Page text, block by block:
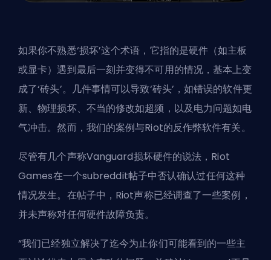
如果你不熟悉‘损坏’这个术语，它指的是硬件（如主板
或显卡）遇到最后一刻并变得不可用的情况，基本上变
成了‘砖头’。几件事情可以导致‘砖头’，如错误的软件更
新、物理损坏、不当的修改如超频，以及电力问题如电
气冲击。然而，我们的案例与Riot的反作弊软件有关。
尽管有几个声称Vanguard损坏硬件的说法，Riot
Games在一个subreddit帖子中否认确认过任何这种
情况发生。在帖子中，Riot声称已经调查了一些案例，
并未声称对任何硬件故障负责。
“我们已经独立解决了迄今为止你们可能看到的一些主